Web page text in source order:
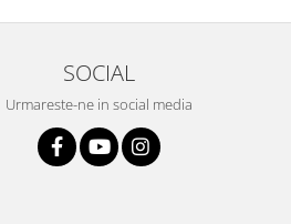
SOCIAL
Urmareste-ne in social media